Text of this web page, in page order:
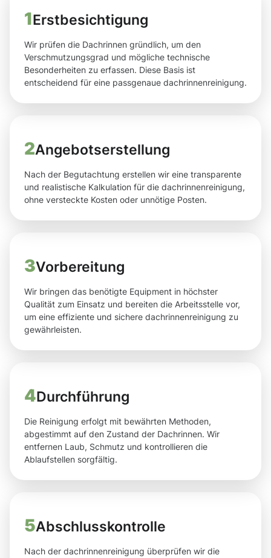
1Erstbesichtigung
Wir prüfen die Dachrinnen gründlich, um den
Verschmutzungsgrad und mögliche technische
Besonderheiten zu erfassen. Diese Basis ist
entscheidend für eine passgenaue dachrinnenreinigung.
2Angebotserstellung
Nach der Begutachtung erstellen wir eine transparente
und realistische Kalkulation für die dachrinnenreinigung,
ohne versteckte Kosten oder unnötige Posten.
3Vorbereitung
Wir bringen das benötigte Equipment in höchster
Qualität zum Einsatz und bereiten die Arbeitsstelle vor,
um eine effiziente und sichere dachrinnenreinigung zu
gewährleisten.
4Durchführung
Die Reinigung erfolgt mit bewährten Methoden,
abgestimmt auf den Zustand der Dachrinnen. Wir
entfernen Laub, Schmutz und kontrollieren die
Ablaufstellen sorgfältig.
5Abschlusskontrolle
Nach der dachrinnenreinigung überprüfen wir die